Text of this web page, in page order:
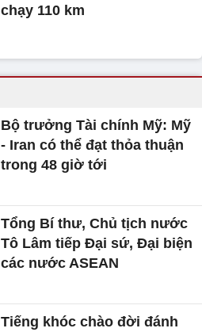
chạy 110 km
Bộ trưởng Tài chính Mỹ: Mỹ
- Iran có thể đạt thỏa thuận
trong 48 giờ tới
Tổng Bí thư, Chủ tịch nước
Tô Lâm tiếp Đại sứ, Đại biện
các nước ASEAN
Tiếng khóc chào đời đánh